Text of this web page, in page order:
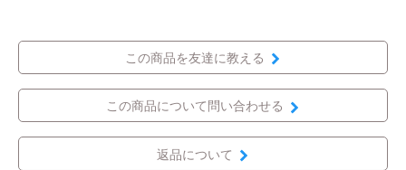
この商品を友達に教える
この商品について問い合わせる
返品について